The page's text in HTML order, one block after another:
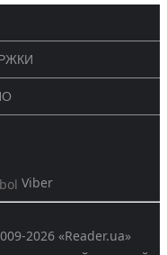
Viber
2026 «Reader.ua»